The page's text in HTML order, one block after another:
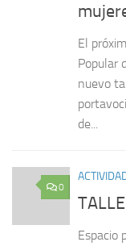
El
Popular
nuevo
de...
0
Espacio